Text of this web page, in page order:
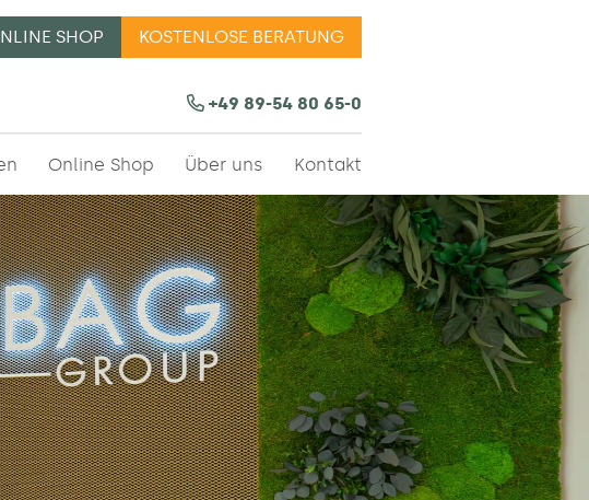
und Verkauf |Bürodesign ✔
+49 89-54 80 65-0
SHOP KOSTENLOSE BERATUNG
Online Shop Über uns Kontakt